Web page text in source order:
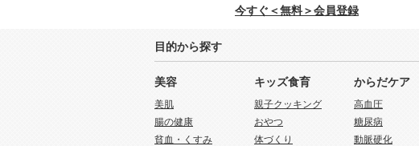
今すぐ＜無料＞会員登録
目的から探す
美容
美肌
腸の健康
貧血・くすみ
キッズ食育
親子クッキング
おやつ
体づくり
からだケア
高血圧
糖尿病
動脈硬化